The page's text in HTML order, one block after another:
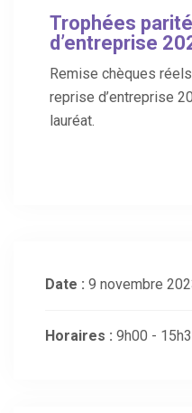
Trophées
d’entreprise
Remise chèques
reprise d’entreprise
lauréat.
Date : 9 novembre
Horaires : 9h00 -